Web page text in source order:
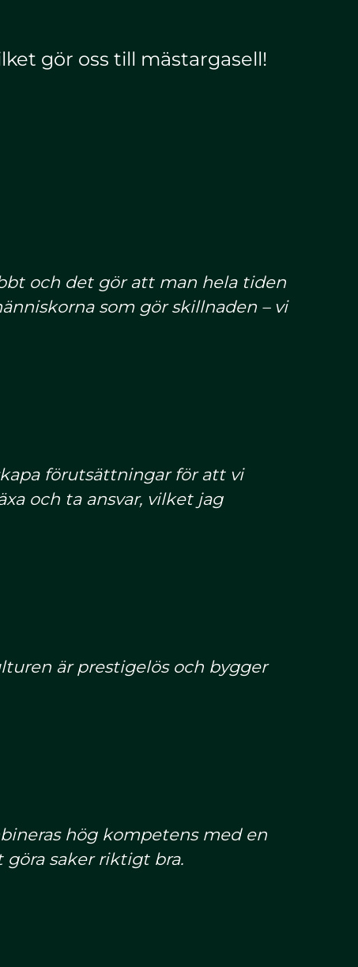
gör oss till mästargasell!
och det gör att man hela tiden
som gör skillnaden – vi
förutsättningar för att vi
och ta ansvar, vilket jag
är prestigelös och bygger
hög kompetens med en
saker riktigt bra.